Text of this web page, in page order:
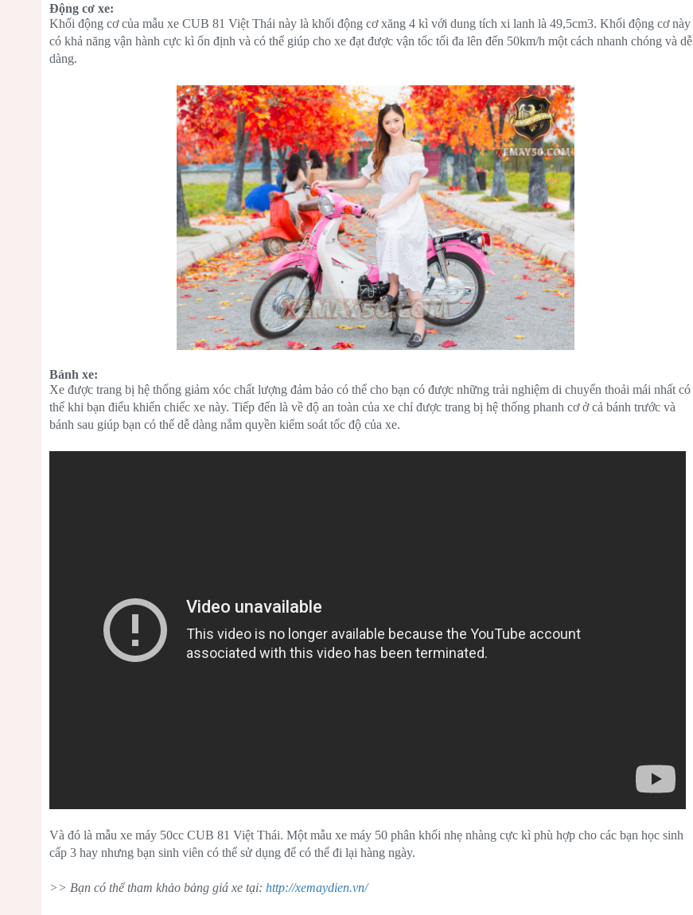
Động cơ xe:
Khối động cơ của mẫu xe CUB 81 Việt Thái này là khối động cơ xăng 4 kì với dung tích xi lanh là 49,5cm3. Khối động cơ này
có khả năng vận hành cực kì ổn định và có thể giúp cho xe đạt được vận tốc tối đa lên đến 50km/h một cách nhanh chóng và dễ
dàng.
Bánh xe:
Xe được trang bị hệ thống giảm xóc chất lượng đảm bảo có thể cho bạn có được những trải nghiệm di chuyển thoải mái nhất có
thể khi bạn điểu khiển chiếc xe này. Tiếp đến là về độ an toàn của xe chỉ được trang bị hệ thống phanh cơ ở cả bánh trước và
bánh sau giúp bạn có thể dễ dàng nắm quyền kiểm soát tốc độ của xe.
Và đó là mẫu xe máy 50cc CUB 81 Việt Thái. Một mẫu xe máy 50 phân khối nhẹ nhàng cực kì phù hợp cho các bạn học sinh
cấp 3 hay nhưng bạn sinh viên có thể sử dụng để có thể đi lại hàng ngày.
>> Bạn có thể tham khảo bảng giá xe tại: http://xemaydien.vn/